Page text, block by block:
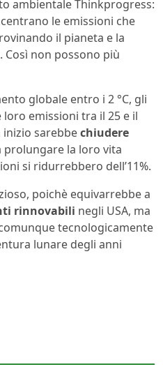
ambientale Thinkprogress:
le emissioni che
il pianeta e la
Così non possono più
globale entro i 2 °C, gli
emissioni tra il 25 e il
inizio sarebbechiudere
prolungare la loro vita
si ridurrebbero dell’11%.
poichè equivarrebbe a
rinnovabili negli USA, ma
tecnologicamente
lunare degli anni